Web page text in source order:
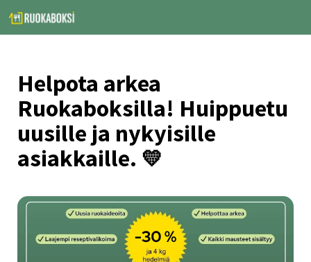
Helpota arkea
Ruokaboksilla! Huippuetu
uusille ja nykyisille
asiakkaille. 💛